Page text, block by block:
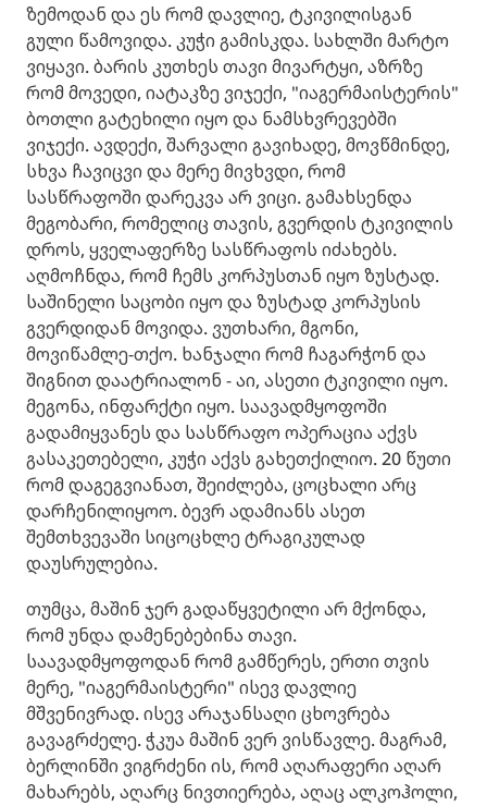
ზემოდან და ეს რომ დავლიე, ტკივილისგან
გული წამოვიდა. კუჭი გამისკდა. სახლში მარტო
ვიყავი. ბარის კუთხეს თავი მივარტყი, აზრზე
რომ მოვედი, იატაკზე ვიჯექი, "იაგერმაისტერის"
ბოთლი გატეხილი იყო და ნამსხვრევებში
ვიჯექი. ავდექი, შარვალი გავიხადე, მოვწმინდე,
სხვა ჩავიცვი და მერე მივხვდი, რომ
სასწრაფოში დარეკვა არ ვიცი. გამახსენდა
მეგობარი, რომელიც თავის, გვერდის ტკივილის
დროს, ყველაფერზე სასწრაფოს იძახებს.
აღმოჩნდა, რომ ჩემს კორპუსთან იყო ზუსტად.
საშინელი საცობი იყო და ზუსტად კორპუსის
გვერდიდან მოვიდა. ვუთხარი, მგონი,
მოვიწამლე-თქო. ხანჯალი რომ ჩაგარჭონ და
შიგნით დაატრიალონ - აი, ასეთი ტკივილი იყო.
მეგონა, ინფარქტი იყო. საავადმყოფოში
გადამიყვანეს და სასწრაფო ოპერაცია აქვს
გასაკეთებელი, კუჭი აქვს გახეთქილიო. 20 წუთი
რომ დაგეგვიანათ, შეიძლება, ცოცხალი არც
დარჩენილიყოო. ბევრ ადამიანს ასეთ
შემთხვევაში სიცოცხლე ტრაგიკულად
დაუსრულებია.
თუმცა, მაშინ ჯერ გადაწყვეტილი არ მქონდა,
რომ უნდა დამენებებინა თავი.
საავადმყოფოდან რომ გამწერეს, ერთი თვის
მერე, "იაგერმაისტერი" ისევ დავლიე
მშვენივრად. ისევ არაჯანსაღი ცხოვრება
გავაგრძელე. ჭკუა მაშინ ვერ ვისწავლე. მაგრამ,
ბერლინში ვიგრძენი ის, რომ აღარაფერი აღარ
მახარებს, აღარც ნივთიერება, აღაც ალკოჰოლი,